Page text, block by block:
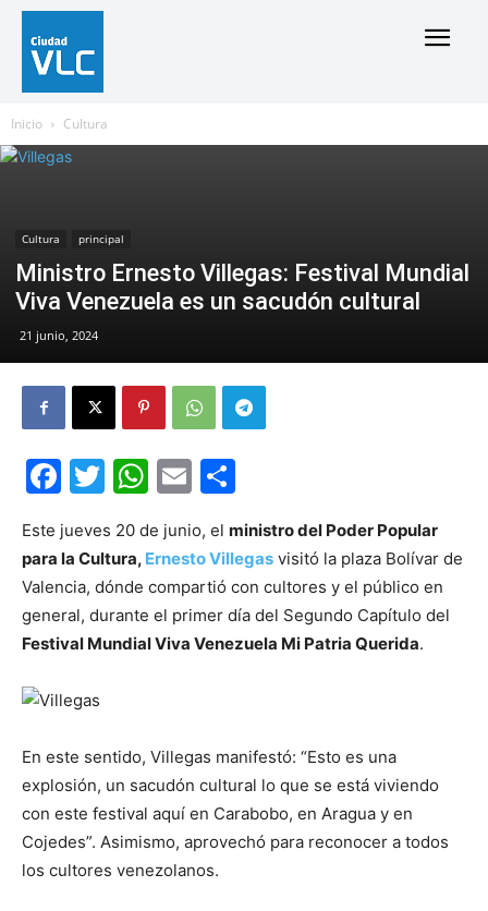
Inicio Cultura
Cultura principal
Ministro Ernesto Villegas: Festival Mundial
Viva Venezuela es un sacudón cultural
21 junio, 2024
Facebook
Twitter
WhatsApp
Email
Este jueves 20 de junio, el ministro del Poder Popular
para la Cultura, Ernesto Villegas visitó la plaza Bolívar de
Valencia, dónde compartió con cultores y el público en
general, durante el primer día del Segundo Capítulo del
Festival Mundial Viva Venezuela Mi Patria Querida.
En este sentido, Villegas manifestó: “Esto es una
explosión, un sacudón cultural lo que se está viviendo
con este festival aquí en Carabobo, en Aragua y en
Cojedes”. Asimismo, aprovechó para reconocer a todos
los cultores venezolanos.